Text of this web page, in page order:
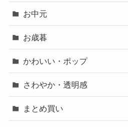
お中元
お歳暮
かわいい・ポップ
さわやか・透明感
まとめ買い